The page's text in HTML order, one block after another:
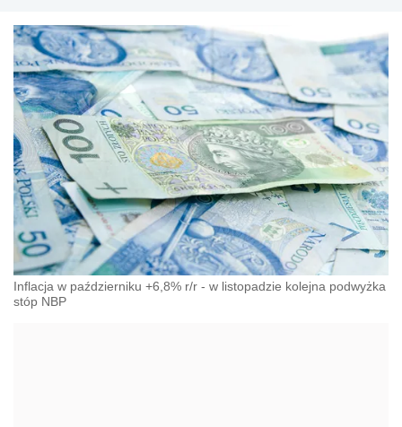
Inflacja w październiku +6,8% r/r - w listopadzie kolejna podwyżka
stóp NBP